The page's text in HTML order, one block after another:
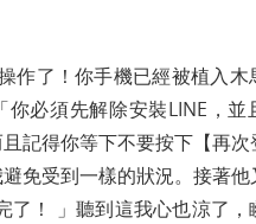
作了！你手機已經被植入木
必須先解除安裝LINE，並
記得你等下不要按下【再次
免受到一樣的狀況。接著
了！ 」聽到這我心也涼了，